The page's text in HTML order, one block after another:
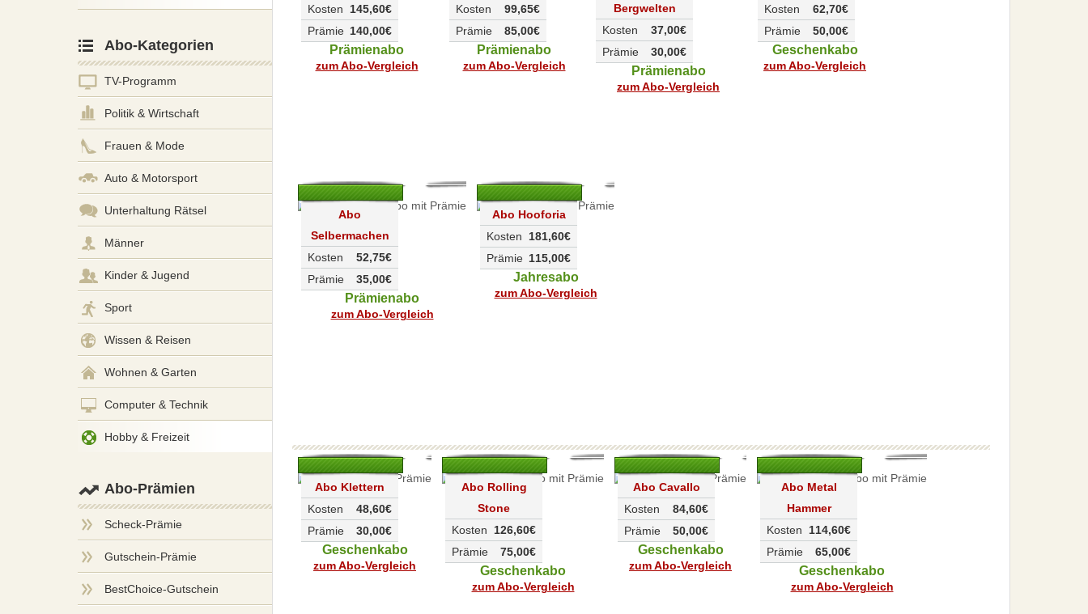
145,60€
Kosten
140,00€
Prämie
Prämienabo
zum Abo-Vergleich
99,65€
Kosten
85,00€
Prämie
Prämienabo
zum Abo-Vergleich
Bergwelten
37,00€
Kosten
30,00€
Prämie
Prämienabo
zum Abo-Vergleich
62,70€
Kosten
50,00€
Prämie
Geschenkabo
zum Abo-Vergleich
Abo
Selbermachen
52,75€
Kosten
35,00€
Prämie
Prämienabo
zum Abo-Vergleich
Abo Hooforia
181,60€
Kosten
115,00€
Prämie
Jahresabo
zum Abo-Vergleich
Abo Klettern
48,60€
Kosten
30,00€
Prämie
Geschenkabo
zum Abo-Vergleich
Abo Rolling
Stone
126,60€
Kosten
75,00€
Prämie
Geschenkabo
zum Abo-Vergleich
Abo Cavallo
84,60€
Kosten
50,00€
Prämie
Geschenkabo
zum Abo-Vergleich
Abo Metal
Hammer
114,60€
Kosten
65,00€
Prämie
Geschenkabo
zum Abo-Vergleich
Abo-Kategorien
TV-Programm
Politik & Wirtschaft
Frauen & Mode
Auto & Motorsport
Unterhaltung Rätsel
Männer
Kinder & Jugend
Sport
Wissen & Reisen
Wohnen & Garten
Computer & Technik
Hobby & Freizeit
Abo-Prämien
Scheck-Prämie
Gutschein-Prämie
BestChoice-Gutschein